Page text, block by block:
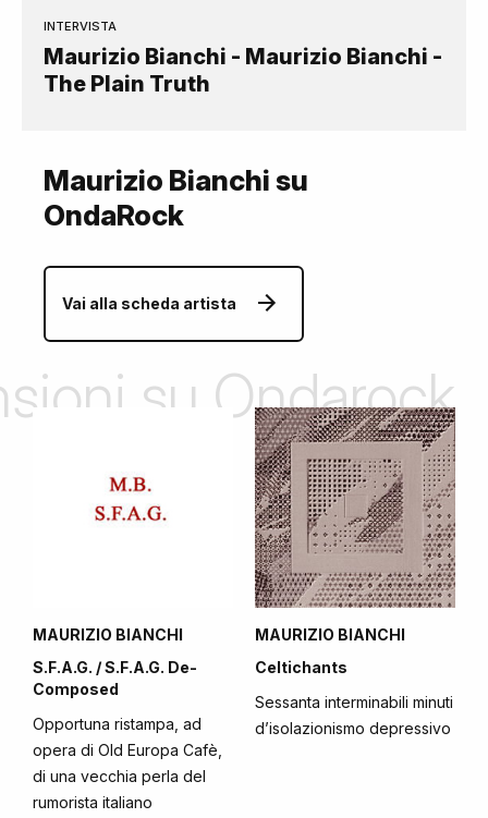
INTERVISTA
Maurizio Bianchi - Maurizio Bianchi -
The Plain Truth
Maurizio Bianchi su
OndaRock
Vai alla scheda artista
su Ondarock
MAURIZIO BIANCHI
S.F.A.G. / S.F.A.G. De-
Composed
Opportuna ristampa, ad
opera di Old Europa Cafè,
di una vecchia perla del
rumorista italiano
MAURIZIO BIANCHI
Celtichants
Sessanta interminabili minuti
d’isolazionismo depressivo